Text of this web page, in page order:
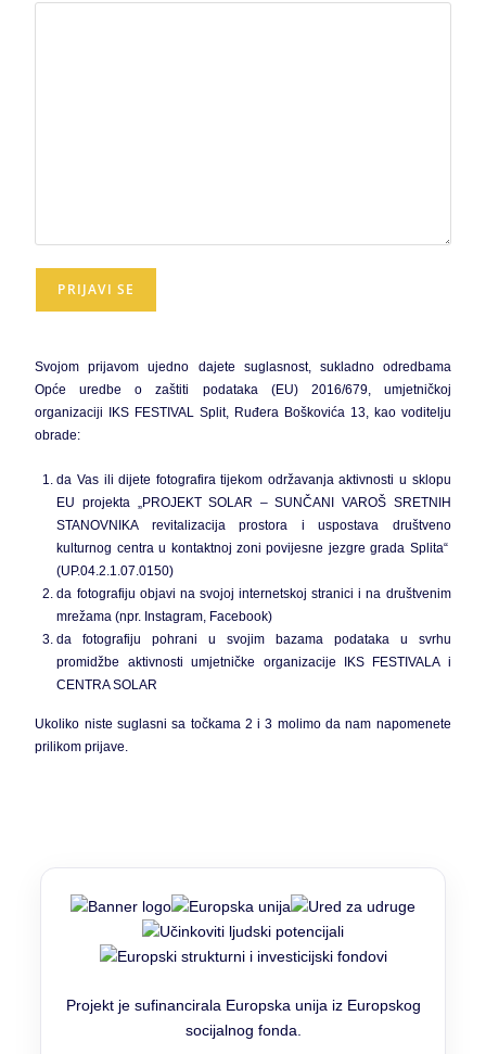
Svojom prijavom ujedno dajete suglasnost, sukladno odredbama
Opće uredbe o zaštiti podataka (EU) 2016/679, umjetničkoj
organizaciji IKS FESTIVAL Split, Ruđera Boškovića 13, kao voditelju
obrade:
da Vas ili dijete fotografira tijekom održavanja aktivnosti u sklopu
EU projekta „PROJEKT SOLAR – SUNČANI VAROŠ SRETNIH
STANOVNIKA revitalizacija prostora i uspostava društveno
kulturnog centra u kontaktnoj zoni povijesne jezgre grada Splita“
(UP.04.2.1.07.0150)
da fotografiju objavi na svojoj internetskoj stranici i na društvenim
mrežama (npr. Instagram, Facebook)
da fotografiju pohrani u svojim bazama podataka u svrhu
promidžbe aktivnosti umjetničke organizacije IKS FESTIVALA i
CENTRA SOLAR
Ukoliko niste suglasni sa točkama 2 i 3 molimo da nam napomenete
prilikom prijave.
Projekt je sufinancirala Europska unija iz Europskog
socijalnog fonda.